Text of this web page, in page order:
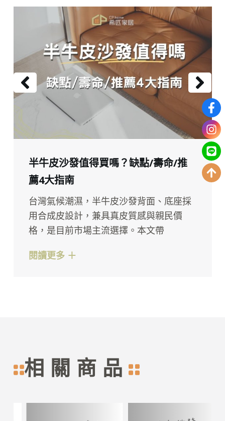
半牛皮沙發值得買嗎？缺點/壽命/推
薦4大指南
台灣氣候潮濕，半牛皮沙發背面、底座採
用合成皮設計，兼具真皮質感與親民價
格，是目前市場主流選擇。本文帶
閱讀更多 ＋
相關商品